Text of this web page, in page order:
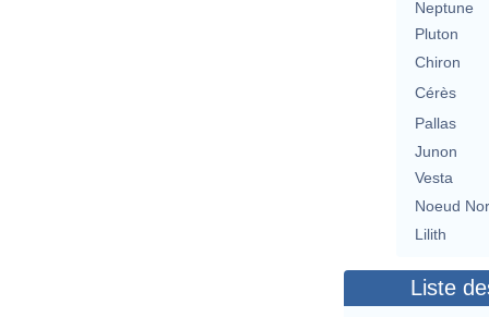
Neptune
Pluton
Chiron
Cérès
Pallas
Junon
Vesta
Noeud
Lilith
Liste